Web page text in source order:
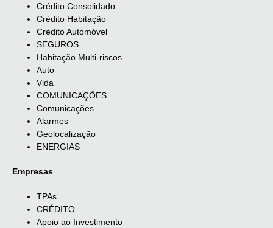
Crédito Consolidado
Crédito Habitação
Crédito Automóvel
SEGUROS
Habitação Multi-riscos
Auto
Vida
COMUNICAÇÕES
Comunicações
Alarmes
Geolocalização
ENERGIAS
Empresas
TPAs
CRÉDITO
Apoio ao Investimento